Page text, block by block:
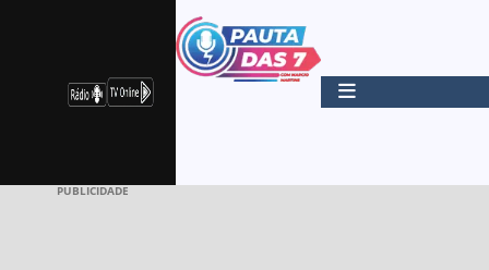
PUBLICIDADE